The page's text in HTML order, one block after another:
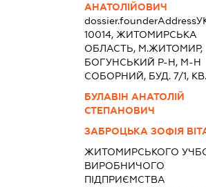
АНАТОЛІЙОВИЧ
dossier.founderAddress
10014, ЖИТОМИРСЬКА
ОБЛАСТЬ, М.ЖИТОМИР,
БОГУНСЬКИЙ Р-Н, М-Н
СОБОРНИЙ, БУД. 7/1,
БУЛАВІН АНАТОЛІЙ
СТЕПАНОВИЧ
ЗАБРОЦЬКА ЗОФІЯ
ЖИТОМИРСЬКОГО
ВИРОБНИЧОГО
ПІДПРИЄМСТВА